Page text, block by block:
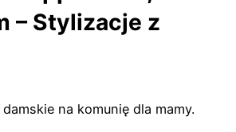
– Stylizacje z
na komunię dla mamy.